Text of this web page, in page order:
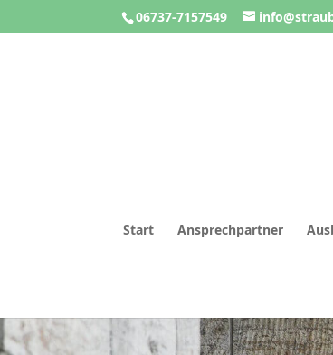
06737-7157549
Start Ansprechpartner